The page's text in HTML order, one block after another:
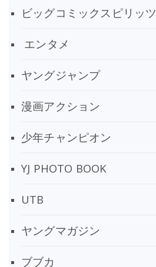
ビッグコミックスピリッツ
エンタメ
ヤングジャンプ
漫画アクション
少年チャンピオン
YJ PHOTO BOOK
UTB
ヤングマガジン
ブブカ